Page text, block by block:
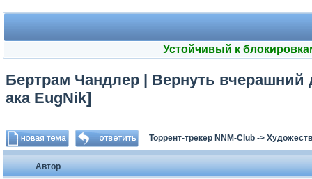
Устойчивый к
Бертрам Чандлер | Вернуть вчерашний
ака EugNik]
Торрент-трекер NNM-Club ->
Автор